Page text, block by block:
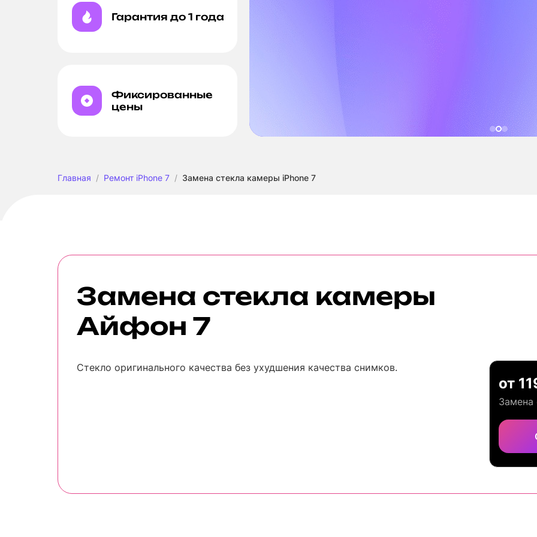
Гарантия до 1 года
Фиксированные
цены
Главная Ремонт iPhone 7 Замена стекла камеры iPhone 7
Замена стекла камеры
Айфон 7
Стекло оригинального качества без ухудшения качества снимков.
от
Замена